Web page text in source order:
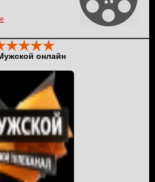
онлайн